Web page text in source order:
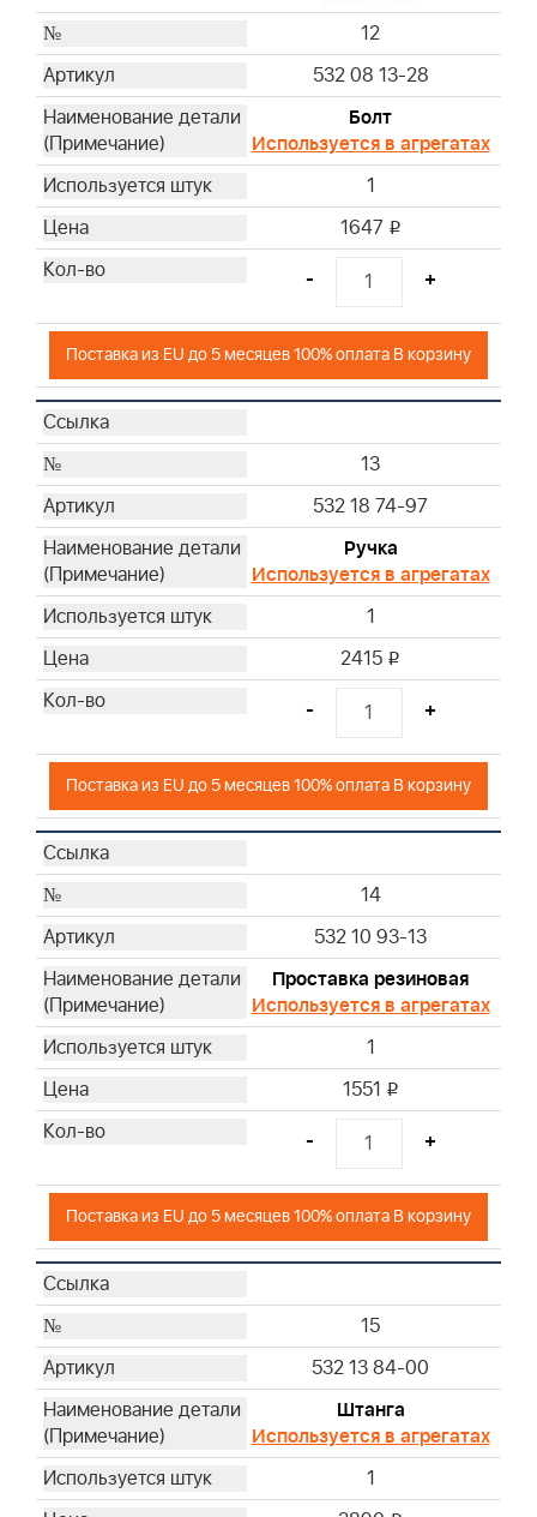
12
532 08 13-28
Болт
Используется в агрегатах
1
1647 i
- +
Поставка из EU до 5 месяцев 100% оплата В корзину
13
532 18 74-97
Ручка
Используется в агрегатах
1
2415 i
- +
Поставка из EU до 5 месяцев 100% оплата В корзину
14
532 10 93-13
Проставка резиновая
Используется в агрегатах
1
1551 i
- +
Поставка из EU до 5 месяцев 100% оплата В корзину
15
532 13 84-00
Штанга
Используется в агрегатах
1